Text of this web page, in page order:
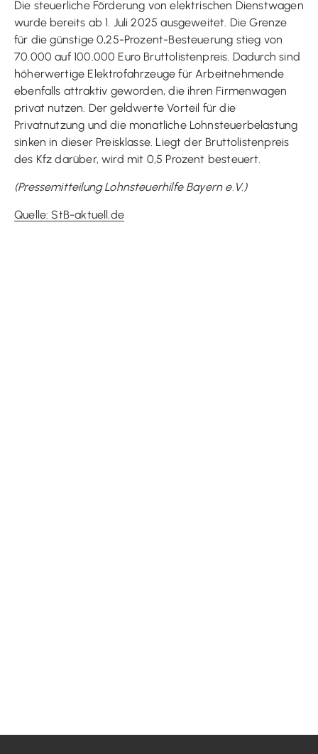
Die steuerliche Förderung von elektrischen Dienstwagen
wurde bereits ab 1. Juli 2025 ausgeweitet. Die Grenze
für die günstige 0,25-Prozent-Besteuerung stieg von
70.000 auf 100.000 Euro Bruttolistenpreis. Dadurch sind
höherwertige Elektrofahrzeuge für Arbeitnehmende
ebenfalls attraktiv geworden, die ihren Firmenwagen
privat nutzen. Der geldwerte Vorteil für die
Privatnutzung und die monatliche Lohnsteuerbelastung
sinken in dieser Preisklasse. Liegt der Bruttolistenpreis
des Kfz darüber, wird mit 0,5 Prozent besteuert.
(Pressemitteilung Lohnsteuerhilfe Bayern e.V.)
Quelle: StB-aktuell.de